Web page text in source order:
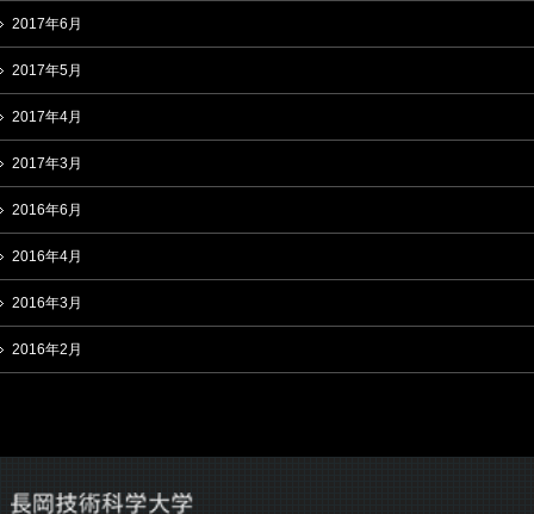
2017年6月
2017年5月
2017年4月
2017年3月
2016年6月
2016年4月
2016年3月
2016年2月